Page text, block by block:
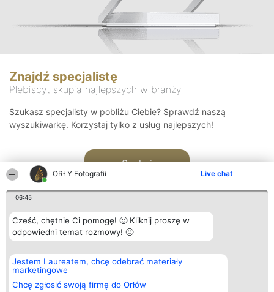
ORŁY Fotografii Live chat
06:45
Cześć, chętnie Ci pomogę! 🙂 Kliknij proszę w
odpowiedni temat rozmowy! 🙂
Jestem Laureatem, chcę odebrać materiały
marketingowe
Chcę zgłosić swoją firmę do Orłów
Znajdź specjalistę
Plebiscyt skupia najlepszych w branży
Szukasz specjalisty w pobliżu Ciebie? Sprawdź naszą
wyszukiwarkę. Korzystaj tylko z usług najlepszych!
Szukaj
Organizator plebiscytu
Bright Side Solutions sp. z o.
o. sp. k.
ul. Ruska 22
Wrocław 50-079
Plebiscyt
Laureaci
wszystkich
Laureatów
Kontakt
Kontakt